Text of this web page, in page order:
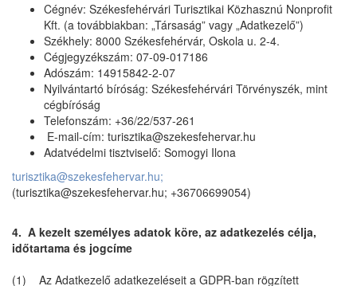
Cégnév: Székesfehérvári Turisztikai Közhasznú Nonprofit
Kft. (a továbbiakban: „Társaság” vagy „Adatkezelő”)
Székhely: 8000 Székesfehérvár, Oskola u. 2-4.
Cégjegyzékszám: 07-09-017186
Adószám: 14915842-2-07
Nyilvántartó bíróság: Székesfehérvári Törvényszék, mint
cégbíróság
Telefonszám: +36/22/537-261
E-mail-cím: turisztika@szekesfehervar.hu
Adatvédelmi tisztviselő: Somogyi Ilona
turisztika@szekesfehervar.hu;
(turisztika@szekesfehervar.hu; +36706699054)
4. A kezelt személyes adatok köre, az adatkezelés célja,
időtartama és jogcíme
(1) Az Adatkezelő adatkezeléseit a GDPR-ban rögzített